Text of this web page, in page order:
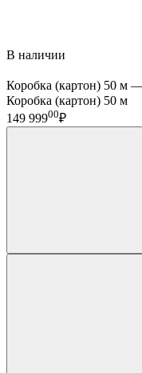
В наличии
Коробка (картон) 50 м
Коробка (картон) 50 м
149 99900₽